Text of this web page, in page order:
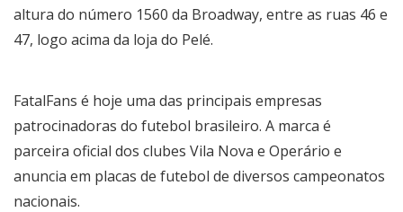
altura do número 1560 da Broadway, entre as ruas 46 e
47, logo acima da loja do Pelé.
FatalFans é hoje uma das principais empresas
patrocinadoras do futebol brasileiro. A marca é
parceira oficial dos clubes Vila Nova e Operário e
anuncia em placas de futebol de diversos campeonatos
nacionais.